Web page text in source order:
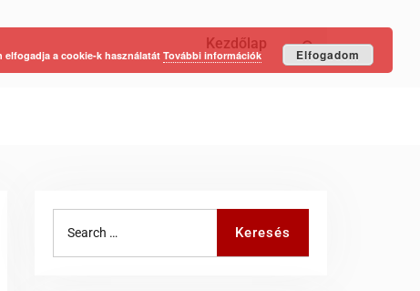
Kezdőlap Keresés
Keresés
a cookie-k használatát További információk Elfogadom